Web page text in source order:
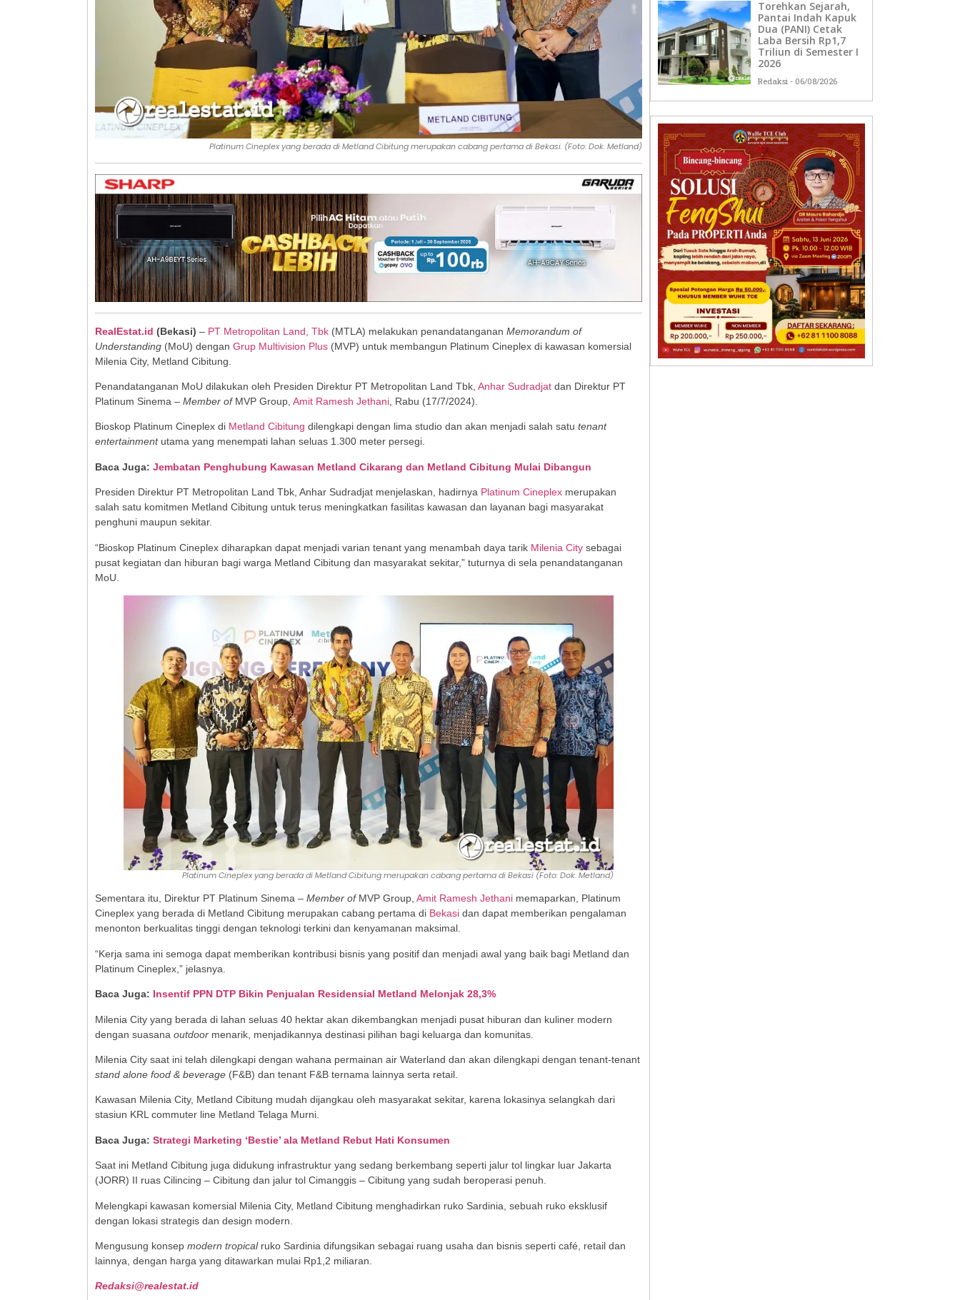
Platinum Cineplex yang berada di Metland Cibitung merupakan cabang pertama di Bekasi. (Foto: Dok. Metland)
RealEstat.id (Bekasi) – PT Metropolitan Land, Tbk (MTLA) melakukan penandatanganan Memorandum of
Understanding (MoU) dengan Grup Multivision Plus (MVP) untuk membangun Platinum Cineplex di kawasan komersial
Milenia City, Metland Cibitung.
Penandatanganan MoU dilakukan oleh Presiden Direktur PT Metropolitan Land Tbk, Anhar Sudradjat dan Direktur PT
Platinum Sinema – Member ofMVP Group, Amit Ramesh Jethani , Rabu (17/7/2024).
Bioskop Platinum Cineplex di Metland Cibitung dilengkapi dengan lima studio dan akan menjadi salah satu tenant
entertainmentutama yang menempati lahan seluas 1.300 meter persegi.
Baca Juga: Jembatan Penghubung Kawasan Metland Cikarang dan Metland Cibitung Mulai Dibangun
Presiden Direktur PT Metropolitan Land Tbk, Anhar Sudradjat menjelaskan, hadirnya Platinum Cineplex merupakan
salah satu komitmen Metland Cibitung untuk terus meningkatkan fasilitas kawasan dan layanan bagi masyarakat
penghuni maupun sekitar.
“Bioskop Platinum Cineplex diharapkan dapat menjadi varian tenant yang menambah daya tarik Milenia City sebagai
pusat kegiatan dan hiburan bagi warga Metland Cibitung dan masyarakat sekitar,” tuturnya di sela penandatanganan
MoU.
Platinum Cineplex yang berada di Metland Cibitung merupakan cabang pertama di Bekasi (Foto: Dok. Metland)
Sementara itu, Direktur PT Platinum Sinema – Member ofMVP Group, Amit Ramesh Jethani memaparkan, Platinum
Cineplex yang berada di Metland Cibitung merupakan cabang pertama di Bekasi dan dapat memberikan pengalaman
menonton berkualitas tinggi dengan teknologi terkini dan kenyamanan maksimal.
“Kerja sama ini semoga dapat memberikan kontribusi bisnis yang positif dan menjadi awal yang baik bagi Metland dan
Platinum Cineplex,” jelasnya.
Baca Juga: Insentif PPN DTP Bikin Penjualan Residensial Metland Melonjak 28,3%
Milenia City yang berada di lahan seluas 40 hektar akan dikembangkan menjadi pusat hiburan dan kuliner modern
dengan suasana outdoor menarik, menjadikannya destinasi pilihan bagi keluarga dan komunitas.
Milenia City saat ini telah dilengkapi dengan wahana permainan air Waterland dan akan dilengkapi dengan tenant-tenant
stand alone food & beverage (F&B) dan tenant F&B ternama lainnya serta retail.
Kawasan Milenia City, Metland Cibitung mudah dijangkau oleh masyarakat sekitar, karena lokasinya selangkah dari
stasiun KRL commuter line Metland Telaga Murni.
Baca Juga: Strategi Marketing ‘Bestie’ ala Metland Rebut Hati Konsumen
Saat ini Metland Cibitung juga didukung infrastruktur yang sedang berkembang seperti jalur tol lingkar luar Jakarta
(JORR) II ruas Cilincing – Cibitung dan jalur tol Cimanggis – Cibitung yang sudah beroperasi penuh.
Melengkapi kawasan komersial Milenia City, Metland Cibitung menghadirkan ruko Sardinia, sebuah ruko eksklusif
dengan lokasi strategis dan design modern.
Mengusung konsep modern tropicalruko Sardinia difungsikan sebagai ruang usaha dan bisnis seperti café, retail dan
lainnya, dengan harga yang ditawarkan mulai Rp1,2 miliaran.
Redaksi@realestat.id
Torehkan Sejarah,
Pantai Indah Kapuk
Dua (PANI) Cetak
Laba Bersih Rp1,7
Triliun di Semester I
2026
Redaksi 06/08/2026